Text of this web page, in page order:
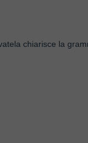
chiarisce la